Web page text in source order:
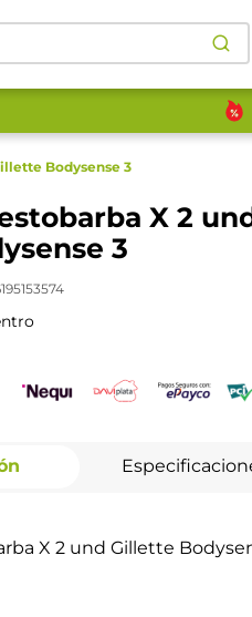
Bodysense 3
X 2
3
X 2 und Gillette